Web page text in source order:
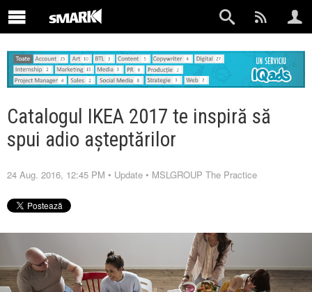
Catalogul IKEA 2017 te inspiră să
spui adio așteptărilor
24 Aug. 2016, 12:45 PM • Update • MSLGROUP The Practice